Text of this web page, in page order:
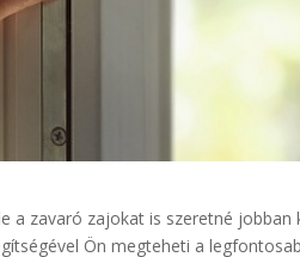
a zavaró zajokat is szeretné jobban
Ön megteheti a